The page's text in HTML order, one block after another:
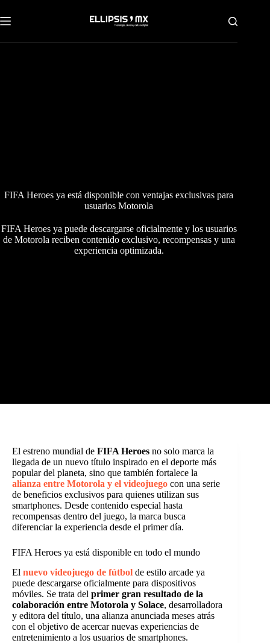
al
contenido
FIFA Heroes ya está disponible con ventajas exclusivas para
usuarios Motorola
FIFA Heroes ya puede descargarse oficialmente y los usuarios
de Motorola reciben contenido exclusivo, recompensas y una
experiencia optimizada.
El estreno mundial de FIFA Heroes no solo marca la
llegada de un nuevo título inspirado en el deporte más
popular del planeta, sino que también fortalece la
alianza entre Motorola y el videojuego con una serie
de beneficios exclusivos para quienes utilizan sus
smartphones. Desde contenido especial hasta
recompensas dentro del juego, la marca busca
diferenciar la experiencia desde el primer día.
FIFA Heroes ya está disponible en todo el mundo
El nuevo videojuego de fútbol de estilo arcade ya
puede descargarse oficialmente para dispositivos
móviles. Se trata del primer gran resultado de la
colaboración entre Motorola y Solace, desarrolladora
y editora del título, una alianza anunciada meses atrás
con el objetivo de acercar nuevas experiencias de
entretenimiento a los usuarios de smartphones.